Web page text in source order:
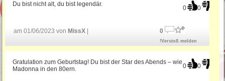
0 0
Du bist nicht alt, du bist legendär.
am 01/06/2023 von MissX 0
!Verstoß melden
0 0
Gratulation zum Geburtstag! Du bist der Star des Abends – wie
Madonna in den 80ern.